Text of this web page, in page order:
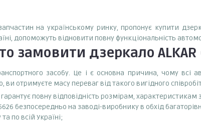
на українському ринку, пропонує купити
допоможуть відновити повну функціональність
замовити дзеркало
засобу. Це і є основна причина, чому всі
отримуєте масу переваг від такого вигідного
повну відповідність розмірам,
безпосередньо на заводі-виробнику в обхід
по всій Україні;